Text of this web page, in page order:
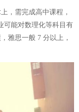
，需完成高中课程，
可能对数理化等科目有
雅思一般 7 分以上，